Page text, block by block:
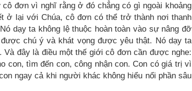
đơn vì nghĩ rằng ở đó chẳng có gì ngoài khoảng
ở lại với Chúa, cô đơn có thể trở thành nơi thanh
dạy ta không lệ thuộc hoàn toàn vào sự nâng đỡ
chú ý và khát vọng được yêu thật. Nó dạy ta
đây là điều một thế giới cô đơn cần được nghe:
con, tìm đến con, công nhận con. Con có giá trị vì
ngay cả khi người khác không hiểu nổi phần sâu